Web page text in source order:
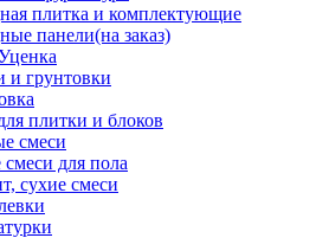
плитка и комплектующие
панели(на заказ)
и грунтовки
плитки и блоков
смеси
для пола
сухие смеси